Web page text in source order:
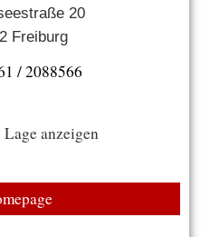
20
Freiburg
/ 2088566
anzeigen